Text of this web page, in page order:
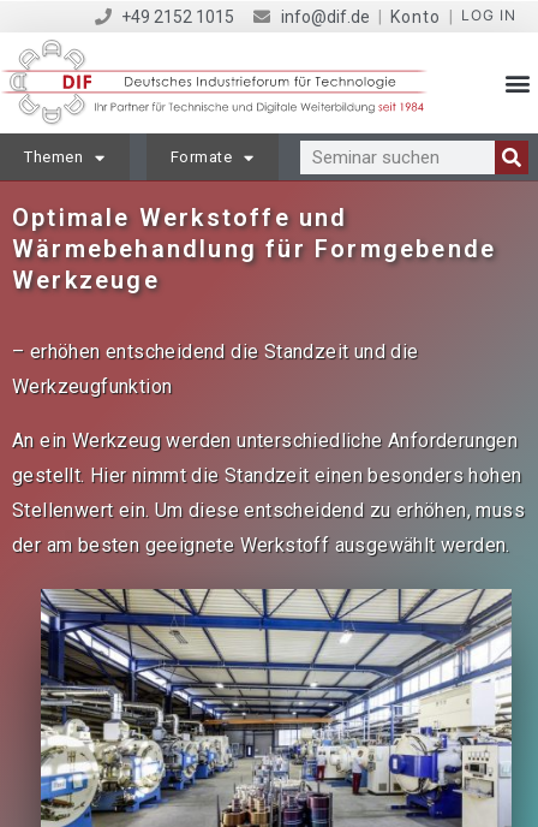
+49 2152 1015 info@dif.de Konto LOG IN
Themen Formate
Optimale Werkstoffe und
Wärmebehandlung für Formgebende
Werkzeuge
– erhöhen entscheidend die Standzeit und die
Werkzeugfunktion
An ein Werkzeug werden unterschiedliche Anforderungen
gestellt. Hier nimmt die Standzeit einen besonders hohen
Stellenwert ein. Um diese entscheidend zu erhöhen, muss
der am besten geeignete Werkstoff ausgewählt werden.